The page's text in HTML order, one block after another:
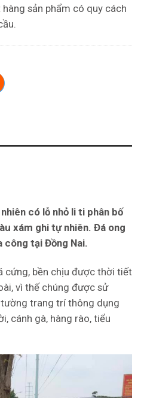
sản phẩm có quy cách
có lỗ nhỏ li ti phân bố
xám ghi tự nhiên. Đá ong
công tại Đồng Nai.
cứng, bền chịu được thời tiết
vì thế chúng được sử
trang trí thông dụng
cánh gà, hàng rào, tiểu